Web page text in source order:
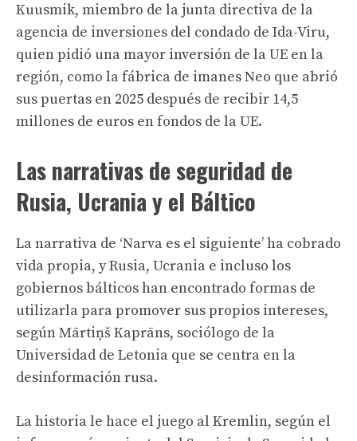
Kuusmik, miembro de la junta directiva de la
agencia de inversiones del condado de Ida-Viru,
quien pidió una mayor inversión de la UE en la
región, como la fábrica de imanes Neo que abrió
sus puertas en 2025 después de recibir 14,5
millones de euros en fondos de la UE.
Las narrativas de seguridad de
Rusia, Ucrania y el Báltico
La narrativa de ‘Narva es el siguiente’ ha cobrado
vida propia, y Rusia, Ucrania e incluso los
gobiernos bálticos han encontrado formas de
utilizarla para promover sus propios intereses,
según Mārtiņš Kaprāns, sociólogo de la
Universidad de Letonia que se centra en la
desinformación rusa.
La historia le hace el juego al Kremlin, según el